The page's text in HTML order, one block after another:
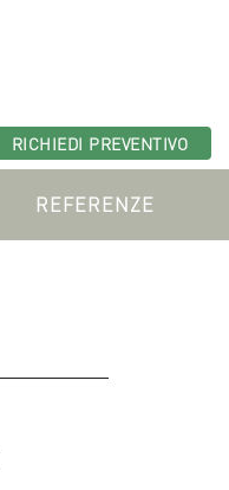
RICHIEDI PREVENTIVO
REFERENZE